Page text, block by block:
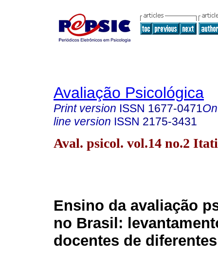
Avaliação Psicológica
Print version ISSN 1677-0471
line version ISSN 2175-3431
Aval. psicol. vol.14 no.2
Ensino da avaliação
no Brasil:
docentes de